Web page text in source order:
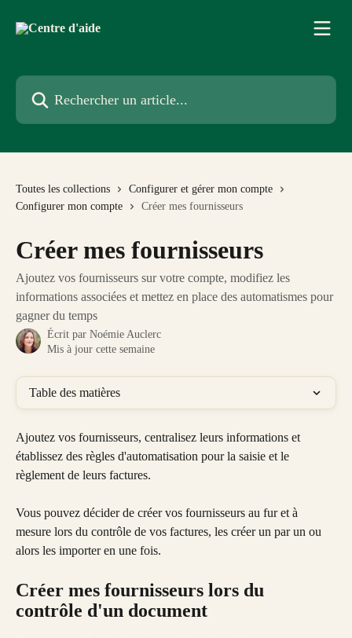
Rechercher un article...
Toutes les collections
Configurer et gérer mon compte
Configurer mon compte
Créer mes fournisseurs
Créer mes fournisseurs
Ajoutez vos fournisseurs sur votre compte, modifiez les
informations associées et mettez en place des automatismes pour
gagner du temps
Écrit par Noémie Auclerc
Mis à jour cette semaine
Table des matières
Ajoutez vos fournisseurs, centralisez leurs informations et
établissez des règles d'automatisation pour la saisie et le
règlement de leurs factures.
Vous pouvez décider de créer vos fournisseurs au fur et à
mesure lors du contrôle de vos factures, les créer un par un ou
alors les importer en une fois.
Créer mes fournisseurs lors du
contrôle d'un document